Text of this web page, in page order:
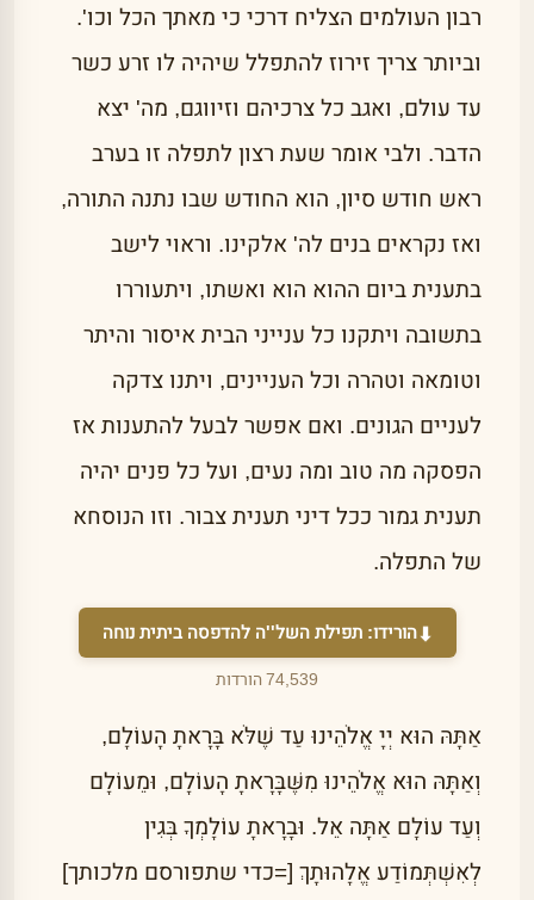
רבון העולמים הצליח דרכי כי מאתך הכל וכו'.
וביותר צריך זירוז להתפלל שיהיה לו זרע כשר
עד עולם, ואגב כל צרכיהם וזיווגם, מה' יצא
הדבר. ולבי אומר שעת רצון לתפלה זו בערב
ראש חודש סיון, הוא החודש שבו נתנה התורה,
ואז נקראים בנים לה' אלקינו. וראוי לישב
בתענית ביום ההוא הוא ואשתו, ויתעוררו
בתשובה ויתקנו כל ענייני הבית איסור והיתר
וטומאה וטהרה וכל העניינים, ויתנו צדקה
לעניים הגונים. ואם אפשר לבעל להתענות אז
הפסקה מה טוב ומה נעים, ועל כל פנים יהיה
תענית גמור ככל דיני תענית צבור. וזו הנוסחא
של התפלה.
⬇הורידו:תפילת השל''ה להדפסה ביתית נוחה
74,539 הורדות
אַתָּהּ הוּא יְיָ אֱלֹהֵינוּ עַד שֶׁלֹּא בָּרָאתָ הָעוֹלָם,
וְאַתָּהּ הוּא אֱלֹהֵינוּ מִשֶּׁבָּרָאתָ הָעוֹלָם, וּמֵעוֹלָם
וְעַד עוֹלָם אַתָּה אֵל. וּבָרָאתָ עוֹלָמְךָ בְּגִין
לְאִשְׁתְּמוֹדַע אֱלָהוּתָךְ [=כדי שתפורסם מלכותך]